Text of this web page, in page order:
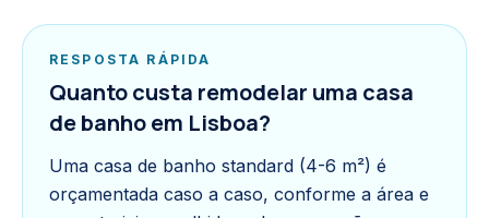
RESPOSTA RÁPIDA
Quanto custa remodelar uma casa
de banho em Lisboa?
Uma casa de banho standard (4-6 m²) é
orçamentada caso a caso, conforme a área e